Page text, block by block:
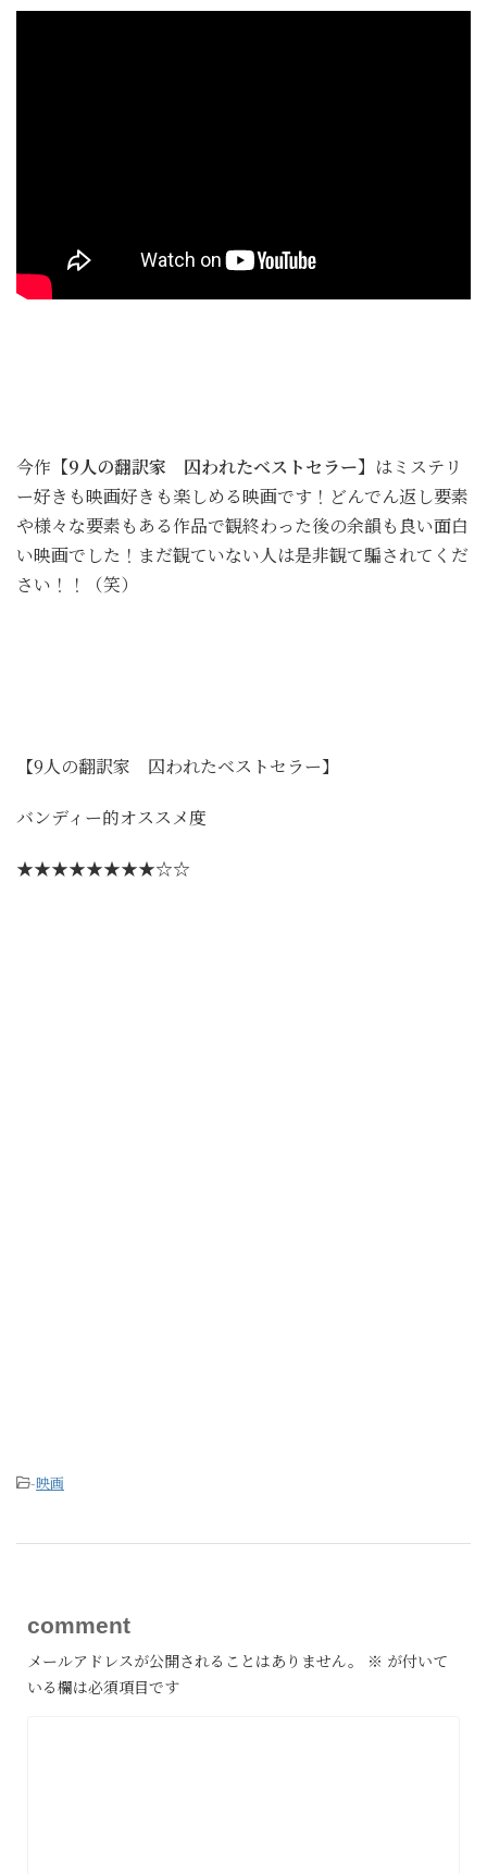
今作 【9人の翻訳家 囚われたベストセラー】 はミステリ
ー好きも映画好きも楽しめる映画です！どんでん返し要素
や様々な要素もある作品で観終わった後の余韻も良い面白
い映画でした！まだ観ていない人は是非観て騙されてくだ
さい！！（笑）
【9人の翻訳家 囚われたベストセラー】
バンディー的オススメ度
★★★★★★★★☆☆
-映画
comment
メールアドレスが公開されることはありません。 ※ が付いて
いる欄は必須項目です